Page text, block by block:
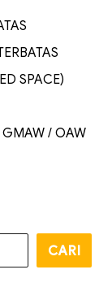
SPACE)
/ OAW
CARI